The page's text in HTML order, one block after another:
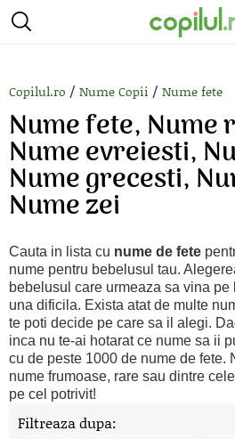
Copilul.ro / Nume Copii / Nume fete
Nume fete, Nume
Nume evreiesti,
Nume grecesti,
Nume zei
Cauta in lista cu nume de fete
nume pentru bebelusul tau.
bebelusul care urmeaza sa vina
una dificila. Exista atat de multe
te poti decide pe care sa il alegi.
inca nu te-ai hotarat ce nume sa ii
cu de peste 1000 de nume de fete.
nume frumoase, rare sau dintre
pe cel potrivit!
Filtreaza dupa: